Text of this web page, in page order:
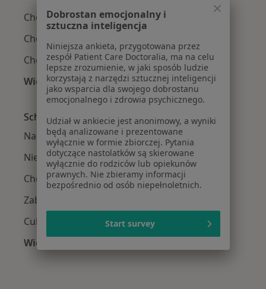
Choroba Hashimoto w Szubinie
Choroba Hashimoto w Osielsku
Choroba Hashimoto w Świeciu
Więcej (8)
Więcej w kategorii: W pobliżu Bydgoszczy
Schorzenia w Bydgoszczy
Nadciśnienie tętnicze w Bydgoszczy
Niewydolność serca w Bydgoszczy
Choroba wieńcowa w Bydgoszczy
Zaburzenia rytmu serca w Bydgoszczy
Cukrzyca w Bydgoszczy
Więcej (15)
Dobrostan emocjonalny i
sztuczna inteligencja
Niniejsza ankieta, przygotowana przez
zespół Patient Care Doctoralia, ma na celu
lepsze zrozumienie, w jaki sposób ludzie
korzystają z narzędzi sztucznej inteligencji
jako wsparcia dla swojego dobrostanu
emocjonalnego i zdrowia psychicznego.
Udział w ankiecie jest anonimowy, a wyniki
będą analizowane i prezentowane
wyłącznie w formie zbiorczej. Pytania
dotyczące nastolatków są skierowane
wyłącznie do rodziców lub opiekunów
prawnych. Nie zbieramy informacji
bezpośrednio od osób niepełnoletnich.
Start survey